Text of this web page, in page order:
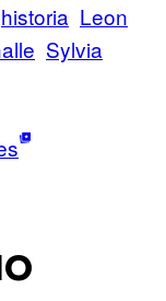
historia Leon
Sylvia